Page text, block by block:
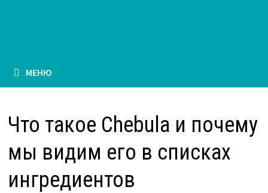
МЕНЮ
Что такое Chebula и почему
мы видим его в списках
ингредиентов